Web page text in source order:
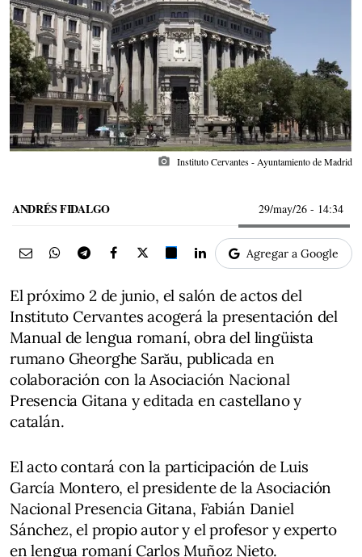
photo_camera Instituto Cervantes - Ayuntamiento de Madrid
ANDRÉS FIDALGO 29/may/26 - 14:34
Agregar a Google
El próximo 2 de junio, el salón de actos del
Instituto Cervantes acogerá la presentación del
Manual de lengua romaní, obra del lingüista
rumano Gheorghe Sarău, publicada en
colaboración con la Asociación Nacional
Presencia Gitana y editada en castellano y
catalán.
El acto contará con la participación de Luis
García Montero, el presidente de la Asociación
Nacional Presencia Gitana, Fabián Daniel
Sánchez, el propio autor y el profesor y experto
en lengua romaní Carlos Muñoz Nieto.